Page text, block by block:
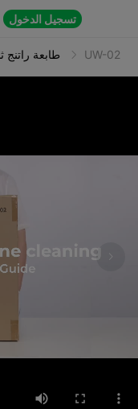
تسجيل الدخول
 
UW-02